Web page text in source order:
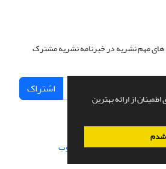
از ارائه بهترین
شدم
های مهم نشریه در خبرنامه نشریه مشترک
اشتراک
طراحی و پیاده سازی از سیناوب